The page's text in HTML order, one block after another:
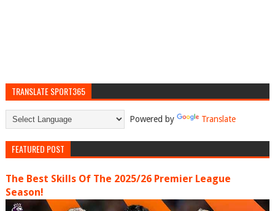
TRANSLATE SPORT365
Powered by Translate
FEATURED POST
The Best Skills Of The 2025/26 Premier League
Season!